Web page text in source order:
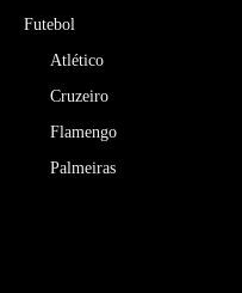
Futebol
Atlético
Cruzeiro
Flamengo
Palmeiras